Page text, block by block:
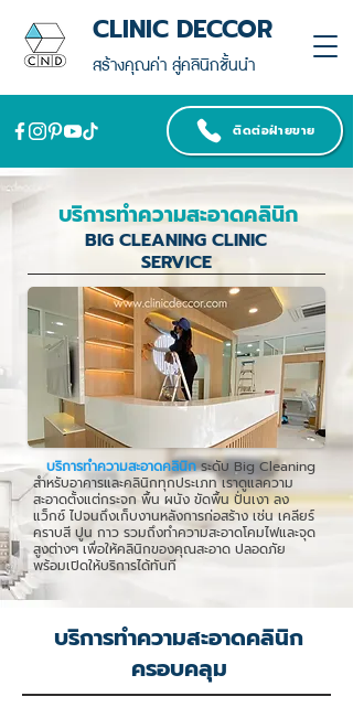
สร้างคุณค่า สู่คลินิกชั้นนำ
CLINIC DECCOR
ติดต่อฝ่ายขาย
บริการทำความสะอาดคลินิก
BIG CLEANING CLINIC
SERVICE
บริการทำความสะอาดคลินิกระดับ Big Cleaning
สำหรับอาคารและคลินิกทุกประเภท เราดูแลความ
สะอาดตั้งแต่กระจก พื้น ผนัง ขัดพื้น ปั่นเงา ลง
แว็กซ์ ไปจนถึงเก็บงานหลังการก่อสร้าง เช่น เคลียร์
คราบสี ปูน กาว รวมถึงทำความสะอาดโคมไฟและจุด
สูงต่างๆ เพื่อให้คลินิกของคุณสะอาด ปลอดภัย
พร้อมเปิดให้บริการได้ทันที
บริการทำความสะอาดคลินิก
ครอบคลุม